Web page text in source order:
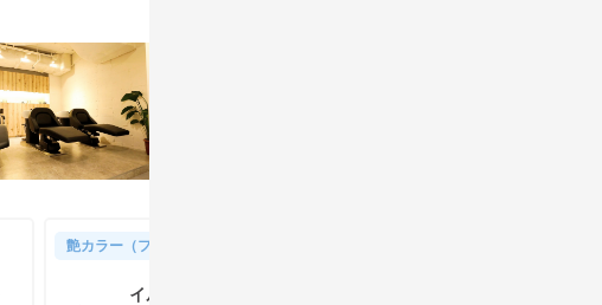
艶カラー（フルカラー＆トリートメント）
イルミナカラー+Aujuaトリートメント+スタイリング(コテ巻